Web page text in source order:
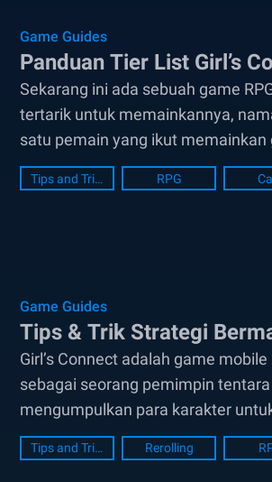
Game Guides
Panduan Tier List Girl’s
Sekarang ini ada sebuah game
tertarik untuk memainkannya,
satu pemain yang ikut
Dikembangkan oleh developer
Tips and Tricks RPG
Game Guides
Tips & Trik Strategi
Girl’s Connect adalah game
sebagai seorang pemimpin
mengumpulkan para karakter
game RPG kartu pada umumnya,
Tips and Tricks Rerolling